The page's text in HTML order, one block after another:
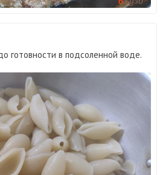
готовности в подсоленной воде.